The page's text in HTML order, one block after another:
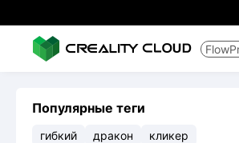
Популярные теги
гибкий дракон
кликер